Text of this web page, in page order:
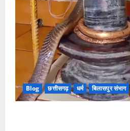
Blog छत्तीसगढ़ धर्म बिलासपुर संभाग